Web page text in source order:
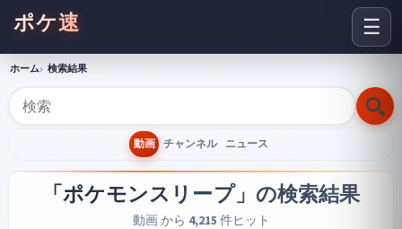
☰
ポケ速
ホーム 検索結果
動画 チャンネル ニュース
「ポケモンスリープ」 の検索結果
動画 から 4,215 件ヒット